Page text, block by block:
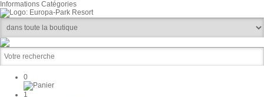
Informations Catégories
0
1